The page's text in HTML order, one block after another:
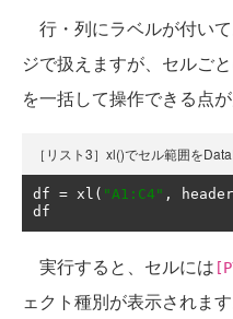
行・列にラベルが付い
ジで扱えますが、セルご
を一括して操作できる点
［リスト3］xl()でセル範囲を
df = xl ( "A1:C4" ,
df
実行すると、セルには
ェクト種別が表示されま